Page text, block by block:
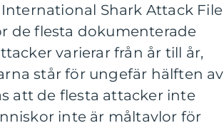
Shark Attack File
de flesta dokumenterade
varierar från år till år,
står för ungefär hälften av
att de flesta attacker inte
inte är måltavlor för